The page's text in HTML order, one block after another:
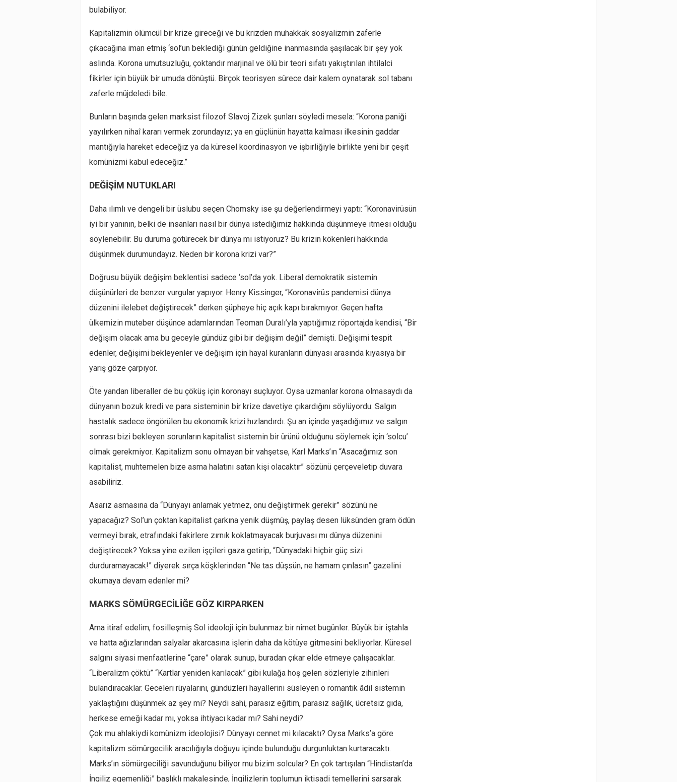
bulabiliyor.
Kapitalizmin ölümcül bir krize gireceği ve bu krizden muhakkak sosyalizmin zaferle
çıkacağına iman etmiş ‘sol’un beklediği günün geldiğine inanmasında şaşılacak bir şey yok
aslında. Korona umutsuzluğu, çoktandır marjinal ve ölü bir teori sıfatı yakıştırılan ihtilalci
fikirler için büyük bir umuda dönüştü. Birçok teorisyen sürece dair kalem oynatarak sol tabanı
zaferle müjdeledi bile.
Bunların başında gelen marksist filozof Slavoj Zizek şunları söyledi mesela: “Korona paniği
yayılırken nihaî kararı vermek zorundayız; ya en güçlünün hayatta kalması ilkesinin gaddar
mantığıyla hareket edeceğiz ya da küresel koordinasyon ve işbirliğiyle birlikte yeni bir çeşit
komünizmi kabul edeceğiz.”
DEĞİŞİM NUTUKLARI
Daha ılımlı ve dengeli bir üslubu seçen Chomsky ise şu değerlendirmeyi yaptı: “Koronavirüsün
iyi bir yanının, belki de insanları nasıl bir dünya istediğimiz hakkında düşünmeye itmesi olduğu
söylenebilir. Bu duruma götürecek bir dünya mı istiyoruz? Bu krizin kökenleri hakkında
düşünmek durumundayız. Neden bir korona krizi var?”
Doğrusu büyük değişim beklentisi sadece ‘sol’da yok. Liberal demokratik sistemin
düşünürleri de benzer vurgular yapıyor. Henry Kissinger, “Koronavirüs pandemisi dünya
düzenini ilelebet değiştirecek” derken şüpheye hiç açık kapı bırakmıyor. Geçen hafta
ülkemizin muteber düşünce adamlarından Teoman Duralı’yla yaptığımız röportajda kendisi, “Bir
değişim olacak ama bu geceyle gündüz gibi bir değişim değil” demişti. Değişimi tespit
edenler, değişimi bekleyenler ve değişim için hayal kuranların dünyası arasında kıyasıya bir
yarış göze çarpıyor.
Öte yandan liberaller de bu çöküş için koronayı suçluyor. Oysa uzmanlar korona olmasaydı da
dünyanın bozuk kredi ve para sisteminin bir krize davetiye çıkardığını söylüyordu. Salgın
hastalık sadece öngörülen bu ekonomik krizi hızlandırdı. Şu an içinde yaşadığımız ve salgın
sonrası bizi bekleyen sorunların kapitalist sistemin bir ürünü olduğunu söylemek için ‘solcu’
olmak gerekmiyor. Kapitalizm sonu olmayan bir vahşetse, Karl Marks’ın “Asacağımız son
kapitalist, muhtemelen bize asma halatını satan kişi olacaktır” sözünü çerçeveletip duvara
asabiliriz.
Asarız asmasına da “Dünyayı anlamak yetmez, onu değiştirmek gerekir” sözünü ne
yapacağız? Sol’un çoktan kapitalist çarkına yenik düşmüş, paylaş desen lüksünden gram ödün
vermeyi bırak, etrafındaki fakirlere zırnık koklatmayacak burjuvası mı dünya düzenini
değiştirecek? Yoksa yine ezilen işçileri gaza getirip, “Dünyadaki hiçbir güç sizi
durduramayacak!” diyerek sırça köşklerinden “Ne tas düşsün, ne hamam çınlasın” gazelini
okumaya devam edenler mi?
MARKS SÖMÜRGECİLİĞE GÖZ KIRPARKEN
Ama itiraf edelim, fosilleşmiş Sol ideoloji için bulunmaz bir nimet bugünler. Büyük bir iştahla
ve hatta ağızlarından salyalar akarcasına işlerin daha da kötüye gitmesini bekliyorlar. Küresel
salgını siyasi menfaatlerine “çare” olarak sunup, buradan çıkar elde etmeye çalışacaklar.
“Liberalizm çöktü” “Kartlar yeniden karılacak” gibi kulağa hoş gelen sözleriyle zihinleri
bulandıracaklar. Geceleri rüyalarını, gündüzleri hayallerini süsleyen o romantik âdil sistemin
yaklaştığını düşünmek az şey mi? Neydi sahi, parasız eğitim, parasız sağlık, ücretsiz gıda,
herkese emeği kadar mı, yoksa ihtiyacı kadar mı? Sahi neydi?
Çok mu ahlakiydi komünizm ideolojisi? Dünyayı cennet mi kılacaktı? Oysa Marks’a göre
kapitalizm sömürgecilik aracılığıyla doğuyu içinde bulunduğu durgunluktan kurtaracaktı.
Marks’ın sömürgeciliği savunduğunu biliyor mu bizim solcular? En çok tartışılan “Hindistan’da
İngiliz egemenliği” başlıklı makalesinde, İngilizlerin toplumun iktisadi temellerini sarsarak